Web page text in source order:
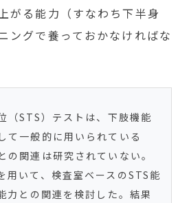
がる能力（すなわち下半身
ングで養っておかなければな
（STS）テストは、下肢機能
て一般的に用いられている
の関連は研究されていない。
用いて、検査室ベースのSTS能
力との関連を検討した。結果